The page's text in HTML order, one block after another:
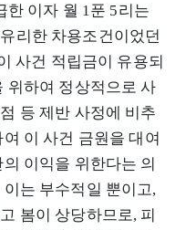
한 이자 월 1푼 5리는
리한 차용조건이었던
사건 적립금이 유용되
위하여 정상적으로 사
등 제반 사정에 비추
이 사건 금원을 대여
이익을 위한다는 의
는 부수적일 뿐이고,
봄이 상당하므로, 피